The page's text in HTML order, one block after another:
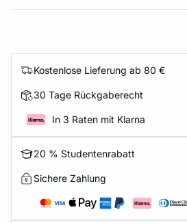
Kostenlose Lieferung ab 80 €
30 Tage Rückgaberecht
In 3 Raten mit Klarna
20 % Studentenrabatt
Sichere Zahlung